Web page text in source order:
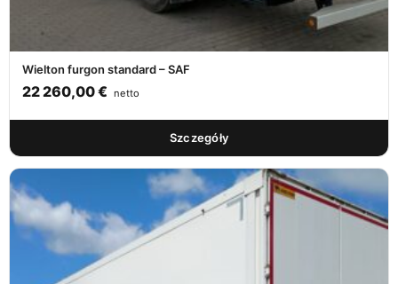
Wielton furgon standard – SAF
22 260,00€ netto
Szczegóły